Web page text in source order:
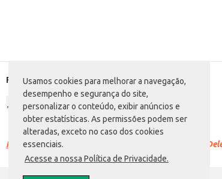
Usamos cookies para melhorar a navegação,
desempenho e segurança do site,
personalizar o conteúdo, exibir anúncios e
obter estatísticas. As permissões podem ser
alteradas, exceto no caso dos cookies
essenciais.
Acesse a nossa Política de Privacidade.
Formas de pagamento
Racismo é crime. Denuncie. Disque 100 ou procure a